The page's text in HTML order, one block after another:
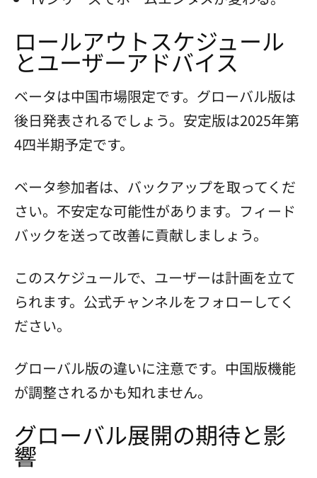
ロールアウトスケジュール
とユーザーアドバイス
ベータは中国市場限定です。グローバル版は
後日発表されるでしょう。安定版は2025年第
4四半期予定です。
ベータ参加者は、バックアップを取ってくだ
さい。不安定な可能性があります。フィード
バックを送って改善に貢献しましょう。
このスケジュールで、ユーザーは計画を立て
られます。公式チャンネルをフォローしてく
ださい。
グローバル版の違いに注意です。中国版機能
が調整されるかも知れません。
グローバル展開の期待と影
響